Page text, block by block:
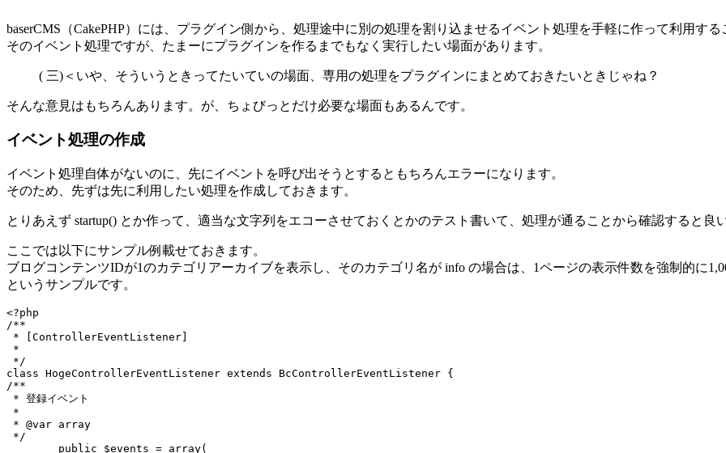
baserCMS（CakePHP）には、プラグイン側から、処理途中に別の処理を割り込ませるイベント処理を手軽に作って利用する
そのイベント処理ですが、たまーにプラグインを作るまでもなく実行したい場面があります。
( 三)＜いや、そういうときってたいていの場面、専用の処理をプラグインにまとめておきたいときじゃね？
そんな意見はもちろんあります。が、ちょびっとだけ必要な場面もあるんです。
イベント処理の作成
イベント処理自体がないのに、先にイベントを呼び出そうとするともちろんエラーになります。
そのため、先ずは先に利用したい処理を作成しておきます。
とりあえず startup() とか作って、適当な文字列をエコーさせておくとかのテスト書いて、処理が通ることから確認すると良
ここでは以下にサンプル例載せておきます。
ブログコンテンツIDが1のカテゴリアーカイブを表示し、そのカテゴリ名が info の場合は、1ページの表示件数を強制的に
というサンプルです。
<?php
/**
* [ControllerEventListener]
*
*/
class HogeControllerEventListener extends BcControllerEventListener {
/**
* 登録イベント
*
* @var array
*/